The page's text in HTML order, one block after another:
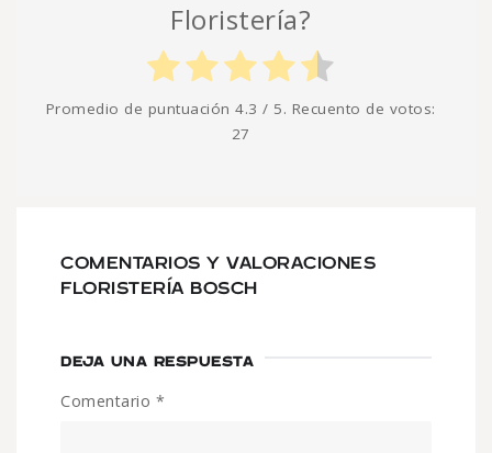
Floristería?
Promedio de puntuación 4.3 / 5. Recuento de votos:
27
COMENTARIOS Y VALORACIONES
FLORISTERÍA BOSCH
DEJA UNA RESPUESTA
Comentario *